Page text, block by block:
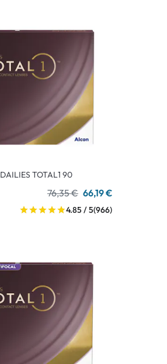
DAILIES TOTAL1 90
76,35 € 66,19 €
4.85 / 5(966)